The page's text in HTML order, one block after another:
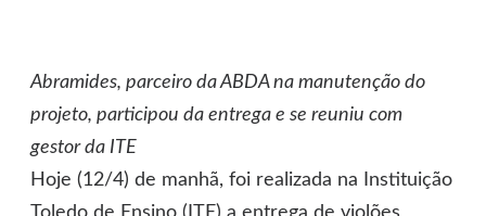
Abramides, parceiro da ABDA na manutenção do
projeto, participou da entrega e se reuniu com
gestor da ITE
Hoje (12/4) de manhã, foi realizada na Instituição